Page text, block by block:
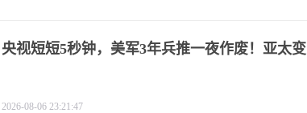
央视短短5秒钟，美军3年兵推一夜作废！亚太变
2026-08-06 23:21:47